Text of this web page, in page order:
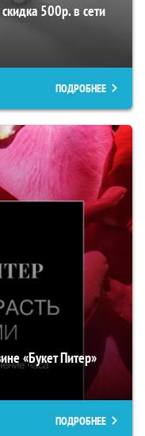
500р. в сети
ПОДРОБНЕЕ
«Букет Питер»
ПОДРОБНЕЕ